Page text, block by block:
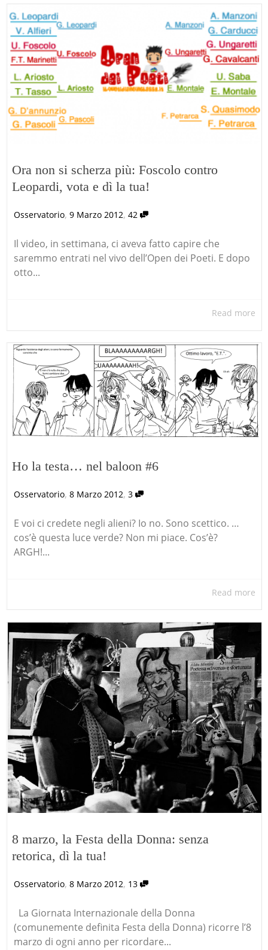
Ora non si scherza più: Foscolo contro
Leopardi, vota e dì la tua!
Osservatorio, 9 Marzo 2012, 42
Il video, in settimana, ci aveva fatto capire che
saremmo entrati nel vivo dell’Open dei Poeti. E dopo
otto...
Read more
Ho la testa… nel baloon #6
Osservatorio, 8 Marzo 2012, 3
E voi ci credete negli alieni? Io no. Sono scettico. …
cos’è questa luce verde? Non mi piace. Cos’è?
ARGH!...
Read more
8 marzo, la Festa della Donna: senza
retorica, dì la tua!
Osservatorio, 8 Marzo 2012, 13
La Giornata Internazionale della Donna
(comunemente definita Festa della Donna) ricorre l’8
marzo di ogni anno per ricordare...